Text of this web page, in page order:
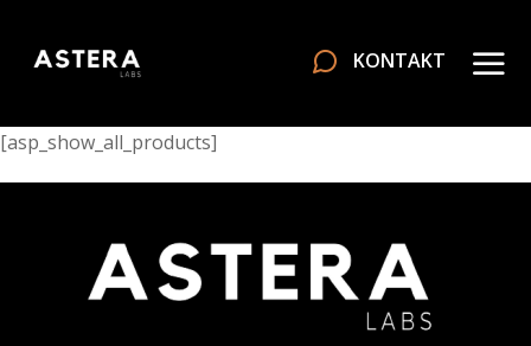
KONTAKT
[asp_show_all_products]